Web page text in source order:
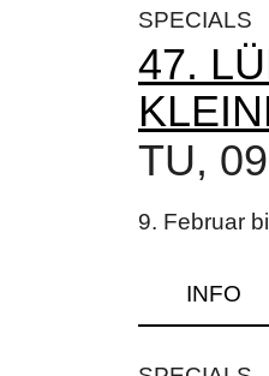
SPECIALS
47.
TU,
9. Februar
INFO